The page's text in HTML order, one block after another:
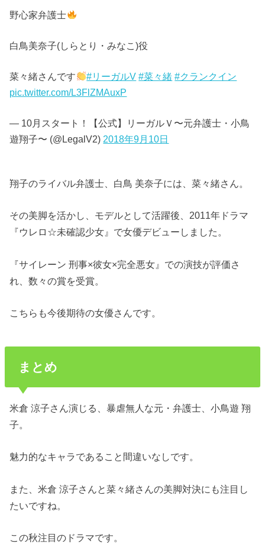
野心家弁護士
白鳥美奈子(しらとり・みなこ)役
菜々緒さんです #リーガルV #菜々緒 #クランクイン
pic.twitter.com/L3FlZMAuxP
— 10月スタート！【公式】リーガルＶ〜元弁護士・小鳥
遊翔子〜 (@LegalV2) 2018年9月10日
翔子のライバル弁護士、白鳥 美奈子には、菜々緒さん。
その美脚を活かし、モデルとして活躍後、2011年ドラマ
『ウレロ☆未確認少女』で女優デビューしました。
『サイレーン 刑事×彼女×完全悪女』での演技が評価さ
れ、数々の賞を受賞。
こちらも今後期待の女優さんです。
まとめ
米倉 涼子さん演じる、暴虐無人な元・弁護士、小鳥遊 翔
子。
魅力的なキャラであること間違いなしです。
また、米倉 涼子さんと菜々緒さんの美脚対決にも注目し
たいですね。
この秋注目のドラマです。